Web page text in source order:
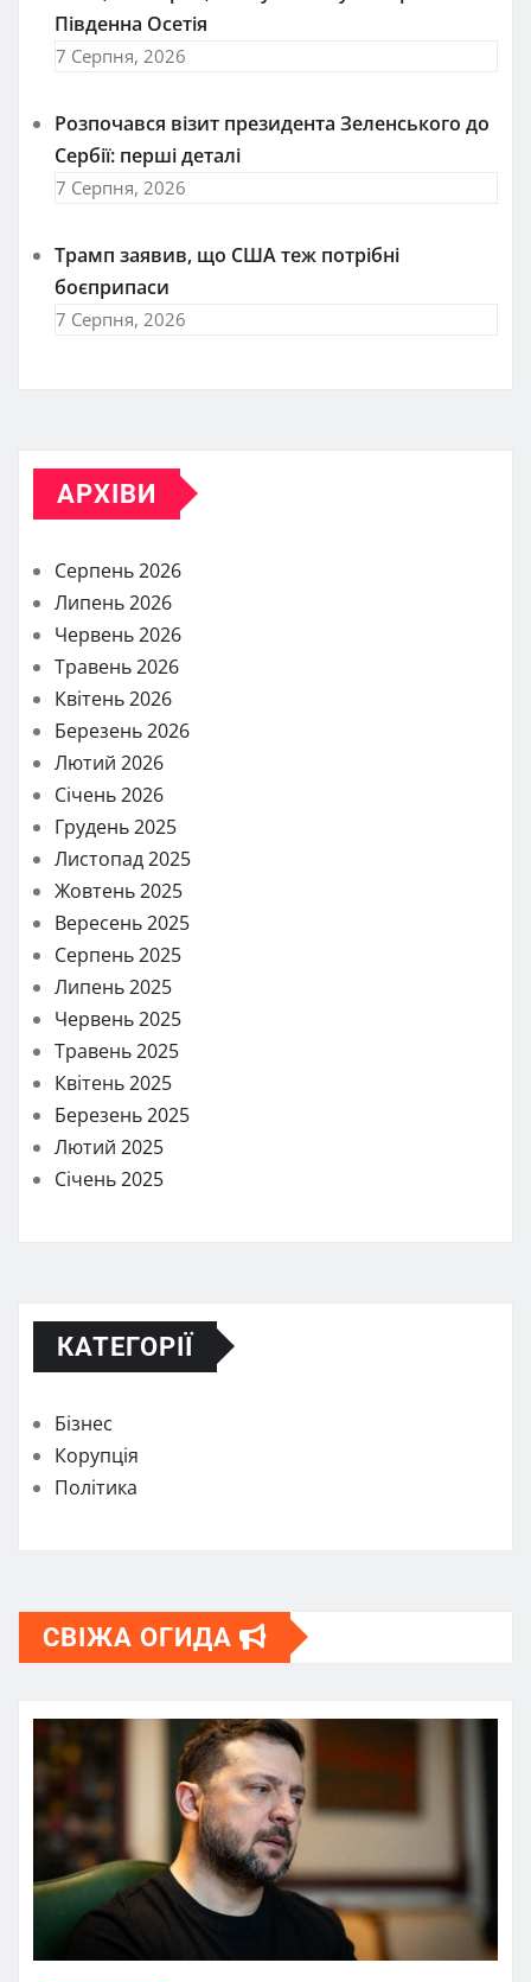
Південна Осетія
7 Серпня, 2026
Розпочався візит президента Зеленського до
Сербії: перші деталі
7 Серпня, 2026
Трамп заявив, що США теж потрібні
боєприпаси
7 Серпня, 2026
АРХІВИ
Серпень 2026
Липень 2026
Червень 2026
Травень 2026
Квітень 2026
Березень 2026
Лютий 2026
Січень 2026
Грудень 2025
Листопад 2025
Жовтень 2025
Вересень 2025
Серпень 2025
Липень 2025
Червень 2025
Травень 2025
Квітень 2025
Березень 2025
Лютий 2025
Січень 2025
КАТЕГОРІЇ
Бізнес
Корупція
Політика
СВІЖА ОГИДА